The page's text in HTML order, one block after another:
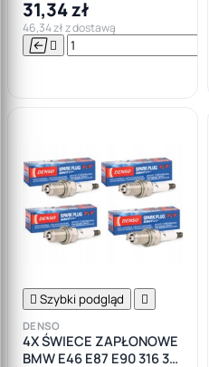
31,34 zł
46,34 zł z dostawą
 
 Szybki podgląd 
DENSO
4X ŚWIECE ZAPŁONOWE
BMW E46 E87 E90 316 318